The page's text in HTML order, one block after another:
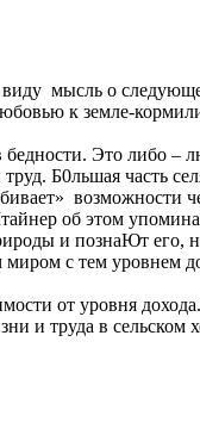
виду мысль о
к земле-
Это либо –
Б0льшая часть
возможности
об этом
и познаЮт его,
с тем уровнем
от уровня
и труда в сельском